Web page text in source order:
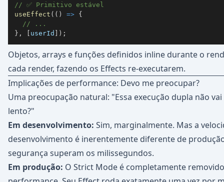
// ✅ Primitivo estável
useEffect ( ( ) => {
// ...
} , [ userId ] ) ;
Objetos, arrays e funções definidos inline durante o
cada render, fazendo os Effects re-executarem.
Implicações de performance: Devo me preocupar?
Uma preocupação natural: "Essa execução dupla não
lento?"
Em desenvolvimento: Sim, marginalmente. Mas a
desenvolvimento é inerentemente diferente de
segurança superam os milissegundos.
Em produção: O Strict Mode é completamente